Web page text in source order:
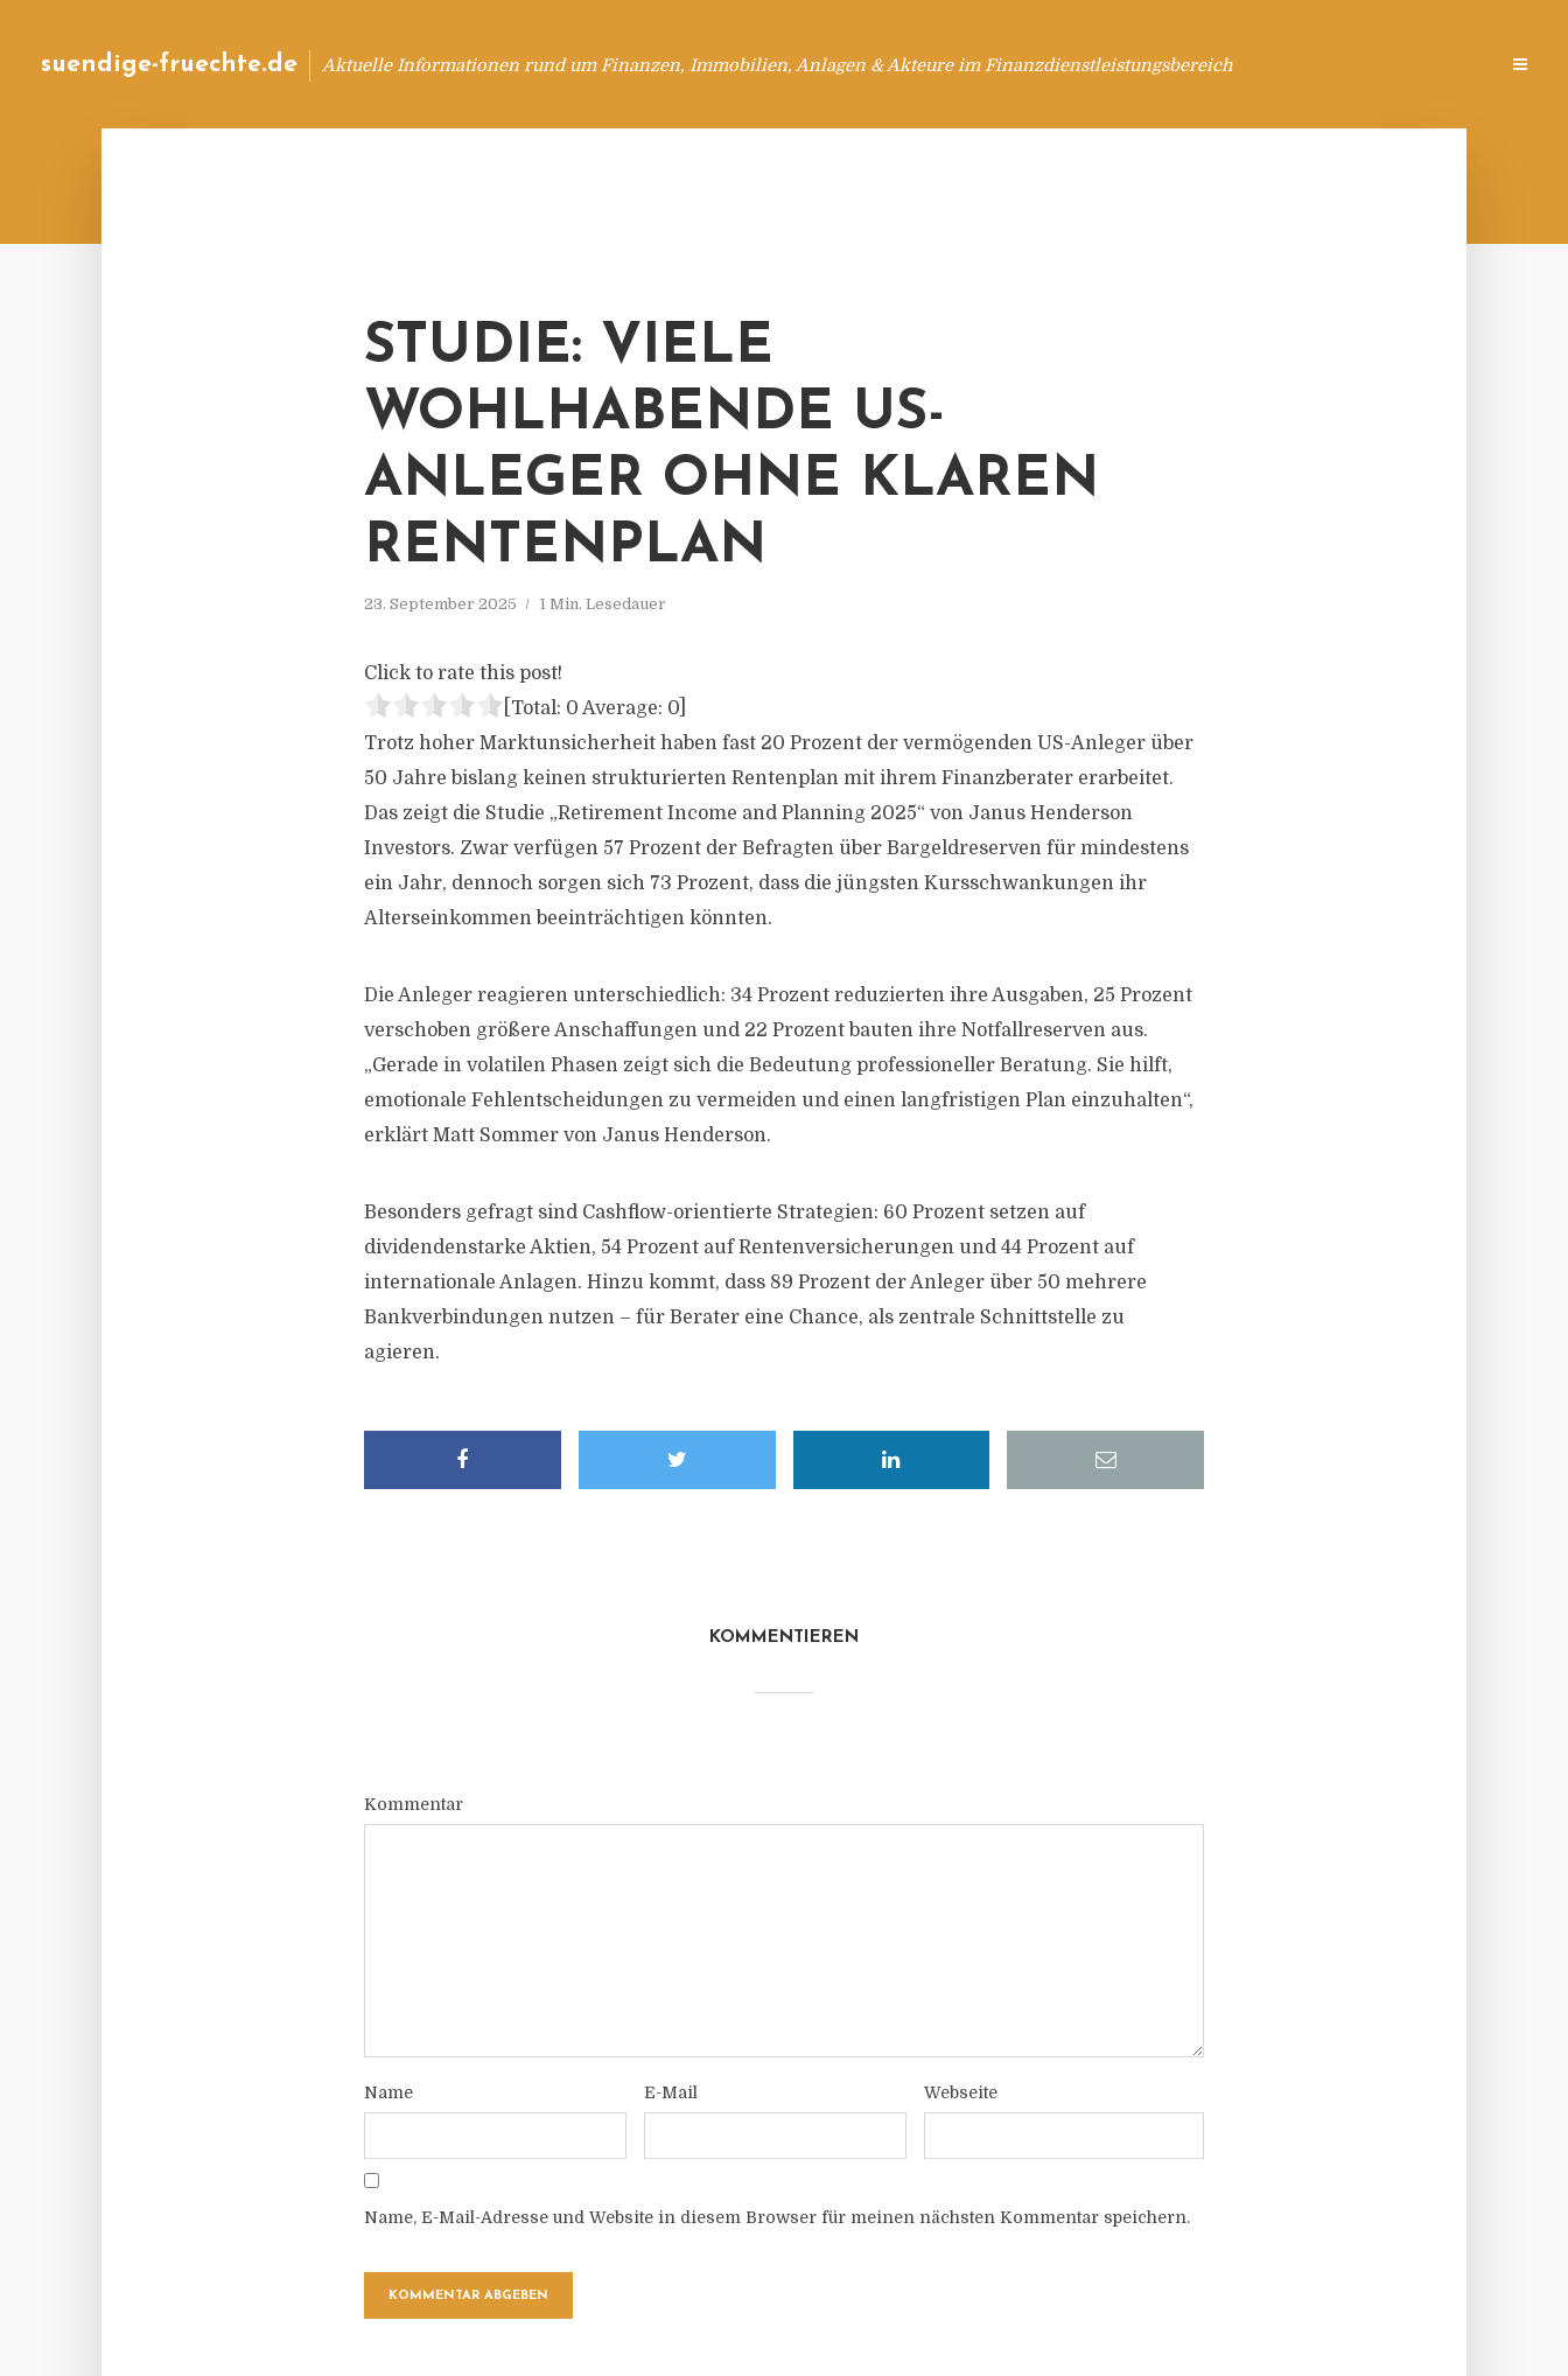
suendige-fruechte.de Aktuelle Informationen rund um Finanzen, Immobilien, Anlagen & Akteure im Finanzdienstleistungsbereich
STUDIE: VIELE
WOHLHABENDE US-
ANLEGER OHNE KLAREN
RENTENPLAN
23. September 2025 1 Min. Lesedauer
Click to rate this post!
[Total: 0 Average: 0
Trotz hoher Marktunsicherheit haben fast 20 Prozent der vermögenden US-Anleger über
50 Jahre bislang keinen strukturierten Rentenplan mit ihrem Finanzberater erarbeitet.
Das zeigt die Studie „Retirement Income and Planning 2025“ von Janus Henderson
Investors. Zwar verfügen 57 Prozent der Befragten über Bargeldreserven für mindestens
ein Jahr, dennoch sorgen sich 73 Prozent, dass die jüngsten Kursschwankungen ihr
Alterseinkommen beeinträchtigen könnten.
Die Anleger reagieren unterschiedlich: 34 Prozent reduzierten ihre Ausgaben, 25 Prozent
verschoben größere Anschaffungen und 22 Prozent bauten ihre Notfallreserven aus.
„Gerade in volatilen Phasen zeigt sich die Bedeutung professioneller Beratung. Sie hilft,
emotionale Fehlentscheidungen zu vermeiden und einen langfristigen Plan einzuhalten“,
erklärt Matt Sommer von Janus Henderson.
Besonders gefragt sind Cashflow-orientierte Strategien: 60 Prozent setzen auf
dividendenstarke Aktien, 54 Prozent auf Rentenversicherungen und 44 Prozent auf
internationale Anlagen. Hinzu kommt, dass 89 Prozent der Anleger über 50 mehrere
Bankverbindungen nutzen – für Berater eine Chance, als zentrale Schnittstelle zu
agieren.
KOMMENTIEREN
Kommentar
Name E-Mail Webseite
Name, E-Mail-Adresse und Website in diesem Browser für meinen nächsten Kommentar speichern.